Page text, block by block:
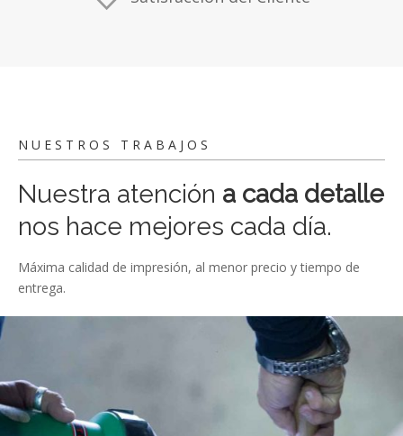
NUESTROS TRABAJOS
Nuestra atención a cada detalle
nos hace mejores cada día.
Máxima calidad de impresión, al menor precio y tiempo de
entrega.